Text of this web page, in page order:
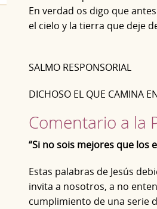
En verdad os digo que
el cielo y la tierra que deje
SALMO RESPONSORIAL
DICHOSO EL QUE CAMINA
Comentario a la
“Si no sois mejores que los
Estas palabras de Jesús
invita a nosotros, a no
cumplimiento de una serie